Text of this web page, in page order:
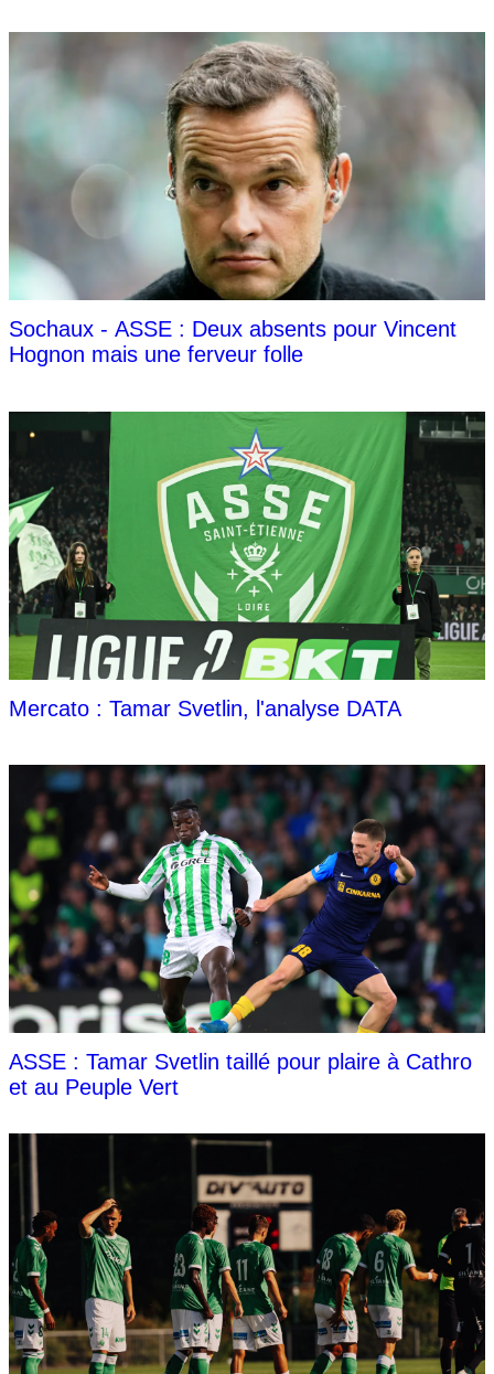
Sochaux - ASSE : Deux absents pour Vincent
Hognon mais une ferveur folle
Mercato : Tamar Svetlin, l'analyse DATA
ASSE : Tamar Svetlin taillé pour plaire à Cathro
et au Peuple Vert